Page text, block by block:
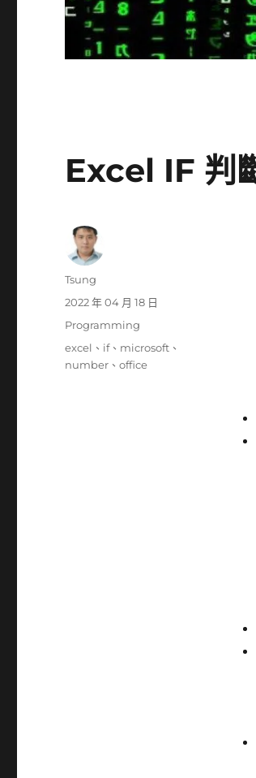
Excel IF 判
作
Tsung
發
期:
2022 年 04 月 18 日
分
Programming
標
籤
excel 、 if、 microsoft 、
number 、office